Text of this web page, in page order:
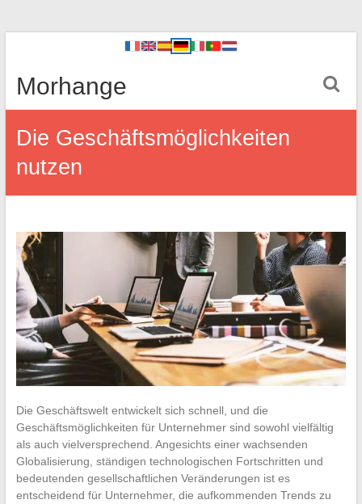
Morhange
Die Geschäftsmöglichkeiten
nutzen
Die Geschäftswelt entwickelt sich schnell, und die
Geschäftsmöglichkeiten für Unternehmer sind sowohl vielfältig
als auch vielversprechend. Angesichts einer wachsenden
Globalisierung, ständigen technologischen Fortschritten und
bedeutenden gesellschaftlichen Veränderungen ist es
entscheidend für Unternehmer, die aufkommenden Trends zu